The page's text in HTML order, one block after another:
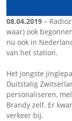
08.04.2019 –
waar) ook
nu ook in
van het station.
Het jongste
Duitstalig
personaliseren,
Brandy zelf. Er
verkeer bij.